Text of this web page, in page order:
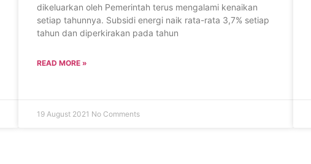
dikeluarkan oleh Pemerintah terus mengalami kenaikan
setiap tahunnya. Subsidi energi naik rata-rata 3,7% setiap
tahun dan diperkirakan pada tahun
READ MORE »
19 August 2021 No Comments